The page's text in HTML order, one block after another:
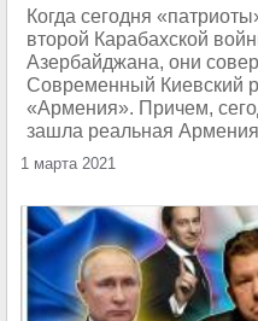
Когда сегодня
второй Карабахской
Азербайджана, они
Современный Киевский
«Армения». Причем,
зашла реальная
1 марта 2021